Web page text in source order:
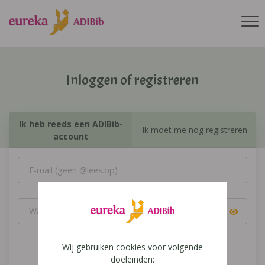
Inloggen of registreren
Ik heb reeds een ADIBib-
account
Ik moet me nog registreren
Inloggen
Wij gebruiken cookies voor volgende
doeleinden: